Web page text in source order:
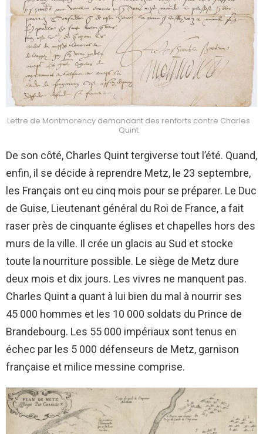
Lettre de Montmorency demandant des renforts contre Charles
Quint
De son côté, Charles Quint tergiverse tout l’été. Quand,
enfin, il se décide à reprendre Metz, le 23 septembre,
les Français ont eu cinq mois pour se préparer. Le Duc
de Guise, Lieutenant général du Roi de France, a fait
raser près de cinquante églises et chapelles hors des
murs de la ville. Il crée un glacis au Sud et stocke
toute la nourriture possible. Le siège de Metz dure
deux mois et dix jours. Les vivres ne manquent pas.
Charles Quint a quant à lui bien du mal à nourrir ses
45 000 hommes et les 10 000 soldats du Prince de
Brandebourg. Les 55 000 impériaux sont tenus en
échec par les 5 000 défenseurs de Metz, garnison
française et milice messine comprise.